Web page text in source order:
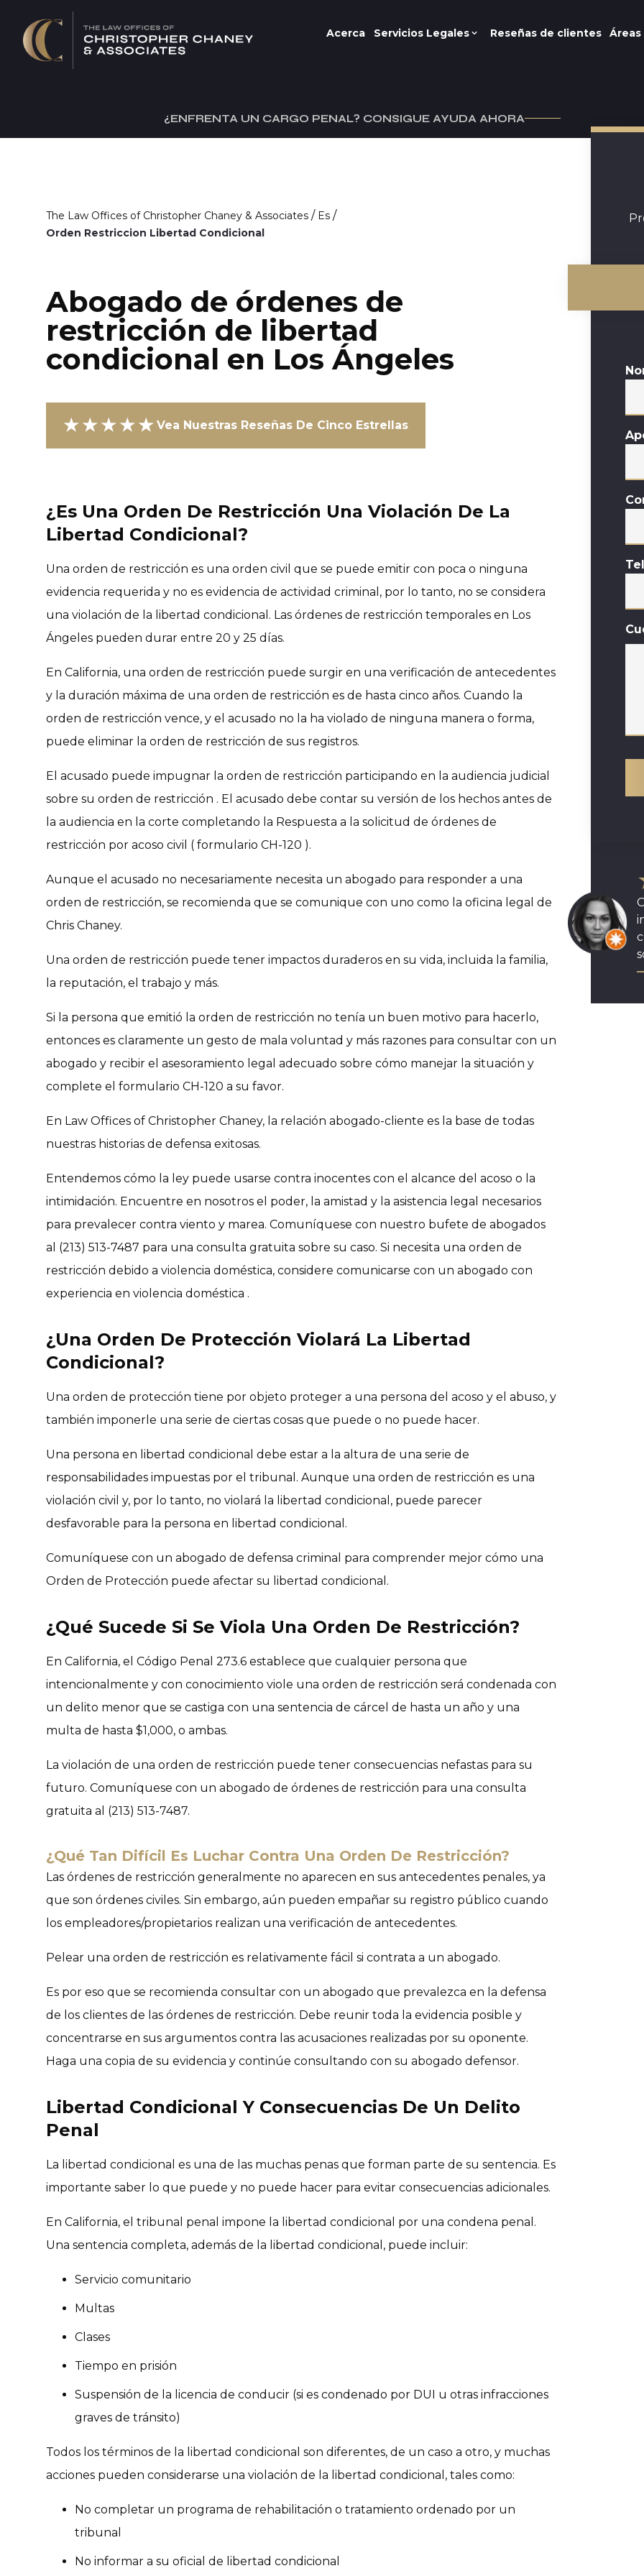
Acerca Servicios Legales Reseñas de clientes
¿ENFRENTA UN CARGO PENAL? CONSIGUE AYUDA AHORA
The Law Offices of Christopher Chaney & Associates / Es /
Orden Restriccion Libertad Condicional
Abogado de órdenes de
restricción de libertad
condicional en Los Ángeles
★★★★★ Vea Nuestras Reseñas De Cinco Estrellas
¿Es Una Orden De Restricción Una Violación De La
Libertad Condicional?
Una orden de restricción es una orden civil que se puede emitir con poca o ninguna
evidencia requerida y no es evidencia de actividad criminal, por lo tanto, no se considera
una violación de la libertad condicional. Las órdenes de restricción temporales en Los
Ángeles pueden durar entre 20 y 25 días.
En California, una orden de restricción puede surgir en una verificación de antecedentes
y la duración máxima de una orden de restricción es de hasta cinco años. Cuando la
orden de restricción vence, y el acusado no la ha violado de ninguna manera o forma,
puede eliminar la orden de restricción de sus registros.
El acusado puede impugnar la orden de restricción participando en la audiencia judicial
sobre su orden de restricción . El acusado debe contar su versión de los hechos antes de
la audiencia en la corte completando la Respuesta a la solicitud de órdenes de
restricción por acoso civil ( formulario CH-120 ).
Aunque el acusado no necesariamente necesita un abogado para responder a una
orden de restricción, se recomienda que se comunique con uno como la oficina legal de
Chris Chaney.
Una orden de restricción puede tener impactos duraderos en su vida, incluida la familia,
la reputación, el trabajo y más.
Si la persona que emitió la orden de restricción no tenía un buen motivo para hacerlo,
entonces es claramente un gesto de mala voluntad y más razones para consultar con un
abogado y recibir el asesoramiento legal adecuado sobre cómo manejar la situación y
complete el formulario CH-120 a su favor.
En Law Offices of Christopher Chaney, la relación abogado-cliente es la base de todas
nuestras historias de defensa exitosas.
Entendemos cómo la ley puede usarse contra inocentes con el alcance del acoso o la
intimidación. Encuentre en nosotros el poder, la amistad y la asistencia legal necesarios
para prevalecer contra viento y marea. Comuníquese con nuestro bufete de abogados
al (213) 513-7487 para una consulta gratuita sobre su caso. Si necesita una orden de
restricción debido a violencia doméstica, considere comunicarse con un abogado con
experiencia en violencia doméstica .
¿Una Orden De Protección Violará La Libertad
Condicional?
Una orden de protección tiene por objeto proteger a una persona del acoso y el abuso, y
también imponerle una serie de ciertas cosas que puede o no puede hacer.
Una persona en libertad condicional debe estar a la altura de una serie de
responsabilidades impuestas por el tribunal. Aunque una orden de restricción es una
violación civil y, por lo tanto, no violará la libertad condicional, puede parecer
desfavorable para la persona en libertad condicional.
Comuníquese con un abogado de defensa criminal para comprender mejor cómo una
Orden de Protección puede afectar su libertad condicional.
¿Qué Sucede Si Se Viola Una Orden De Restricción?
En California, el Código Penal 273.6 establece que cualquier persona que
intencionalmente y con conocimiento viole una orden de restricción será condenada con
un delito menor que se castiga con una sentencia de cárcel de hasta un año y una
multa de hasta $1,000, o ambas.
La violación de una orden de restricción puede tener consecuencias nefastas para su
futuro. Comuníquese con un abogado de órdenes de restricción para una consulta
gratuita al (213) 513-7487.
¿Qué Tan Difícil Es Luchar Contra Una Orden De Restricción?
Las órdenes de restricción generalmente no aparecen en sus antecedentes penales, ya
que son órdenes civiles. Sin embargo, aún pueden empañar su registro público cuando
los empleadores/propietarios realizan una verificación de antecedentes.
Pelear una orden de restricción es relativamente fácil si contrata a un abogado.
Es por eso que se recomienda consultar con un abogado que prevalezca en la defensa
de los clientes de las órdenes de restricción. Debe reunir toda la evidencia posible y
concentrarse en sus argumentos contra las acusaciones realizadas por su oponente.
Haga una copia de su evidencia y continúe consultando con su abogado defensor.
Libertad Condicional Y Consecuencias De Un Delito
Penal
La libertad condicional es una de las muchas penas que forman parte de su sentencia. Es
importante saber lo que puede y no puede hacer para evitar consecuencias adicionales.
En California, el tribunal penal impone la libertad condicional por una condena penal.
Una sentencia completa, además de la libertad condicional, puede incluir:
Servicio comunitario
Multas
Clases
Tiempo en prisión
Suspensión de la licencia de conducir (si es condenado por DUI u otras infracciones
graves de tránsito)
Todos los términos de la libertad condicional son diferentes, de un caso a otro, y muchas
acciones pueden considerarse una violación de la libertad condicional, tales como:
No completar un programa de rehabilitación o tratamiento ordenado por un
tribunal
No informar a su oficial de libertad condicional